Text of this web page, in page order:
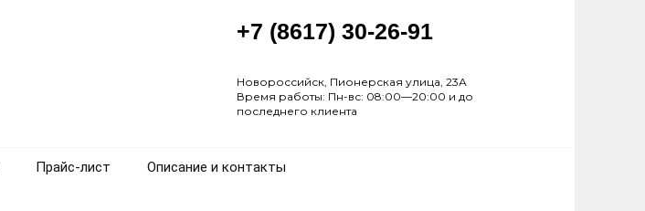
+7 (8617) 30-26-91
Новороссийск, Пионерская улица, 23А
Время работы: Пн-вс: 08:00—20:00 и до
последнего клиента
Прайс-лист Описание и контакты